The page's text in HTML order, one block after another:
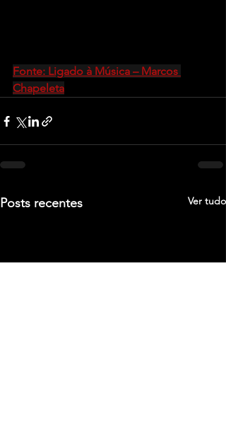
Fonte: Ligado à Música – Marcos
Chapeleta
Posts recentes Ver tudo